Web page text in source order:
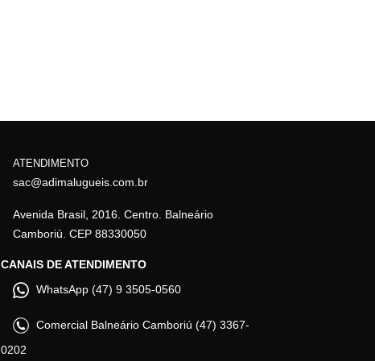
ATENDIMENTO
sac@adimalugueis.com.br
Avenida Brasil, 2016. Centro. Balneário
Camboriú. CEP 88330050
CANAIS DE ATENDIMENTO
WhatsApp (47) 9 3505-0560
Comercial Balneário Camboriú (47) 3367-
0202